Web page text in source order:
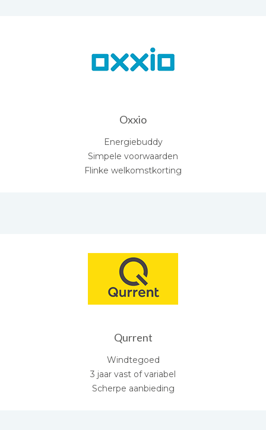
Oxxio
Energiebuddy
Simpele voorwaarden
Flinke welkomstkorting
Qurrent
Windtegoed
3 jaar vast of variabel
Scherpe aanbieding